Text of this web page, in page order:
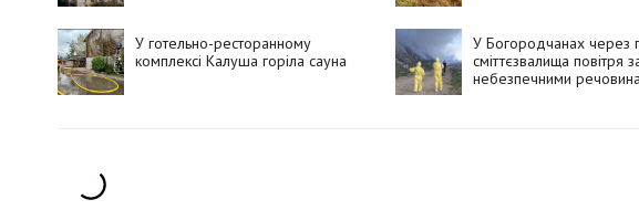
У готельно-ресторанному
комплексі Калуша горіла сауна
У Богородчанах через
сміттєзвалища повітря
небезпечними